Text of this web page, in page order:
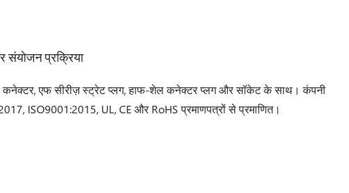
संयोजन प्रक्रिया
कनेक्टर, एफ सीरीज़ स्ट्रेट प्लग, हाफ-शेल कनेक्टर प्लग और सॉकेट के साथ। कंपनी
ISO9001:2015, UL, CE और RoHS प्रमाणपत्रों से प्रमाणित।